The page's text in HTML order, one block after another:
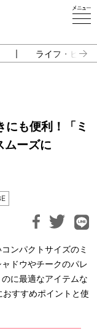
ライフ・ピー
にも便利！「ミ
ムーズに
ンパクトサイズのミ
ドウやチークのパレ
に最適なアイテムな
すすめポイントと使